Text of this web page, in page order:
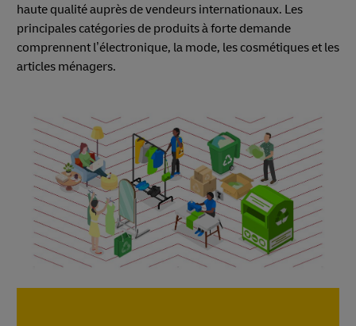
haute qualité auprès de vendeurs internationaux. Les
principales catégories de produits à forte demande
comprennent l’électronique, la mode, les cosmétiques et les
articles ménagers.